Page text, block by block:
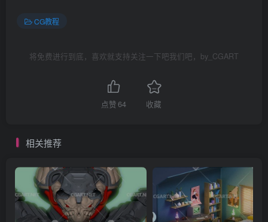
CG教程
将免费进行到底，喜欢就支持关注一下吧我们吧，by_CGART
点赞64 收藏
相关推荐